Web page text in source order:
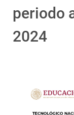
periodo
2024